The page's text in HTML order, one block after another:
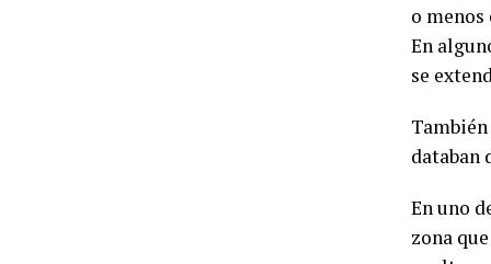
o
En
se
databan
En uno
zona